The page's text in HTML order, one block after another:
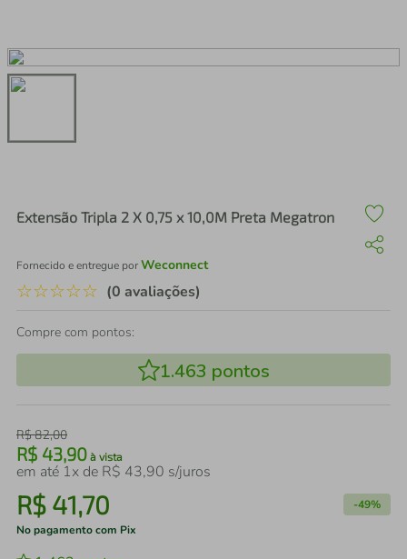
Extensão Tripla 2 X 0,75 x 10,0M Preta Megatron
Fornecido e entregue porWeconnect
☆☆☆☆☆ (0 avaliações)
Compre com pontos:
1.463 pontos
R$82,00
R$ 43,90 à vista
em até 1x de R$ 43,90 s/juros
R$ 41,70 -49%
No pagamento com Pix
3º